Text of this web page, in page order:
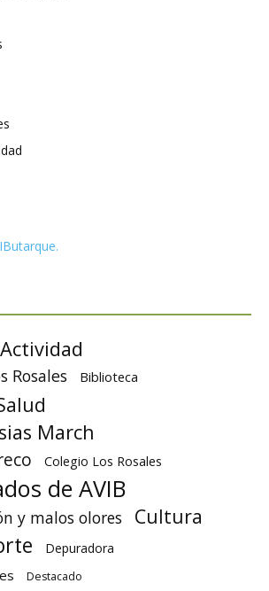
Actividad
Rosales Biblioteca
March
Colegio Los Rosales
de AVIB
y malos olores Cultura
Depuradora
Destacado